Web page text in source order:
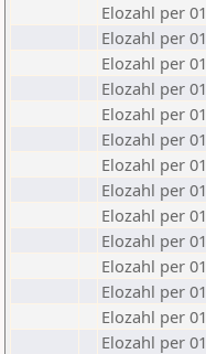
Elozahl per
Elozahl per
Elozahl per
Elozahl per
Elozahl per
Elozahl per
Elozahl per
Elozahl per
Elozahl per
Elozahl per
Elozahl per
Elozahl per
Elozahl per
Elozahl per